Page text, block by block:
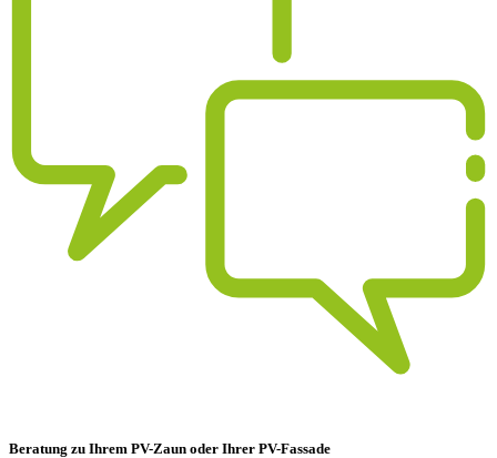
Beratung zu Ihrem PV-Zaun oder Ihrer PV-Fassade